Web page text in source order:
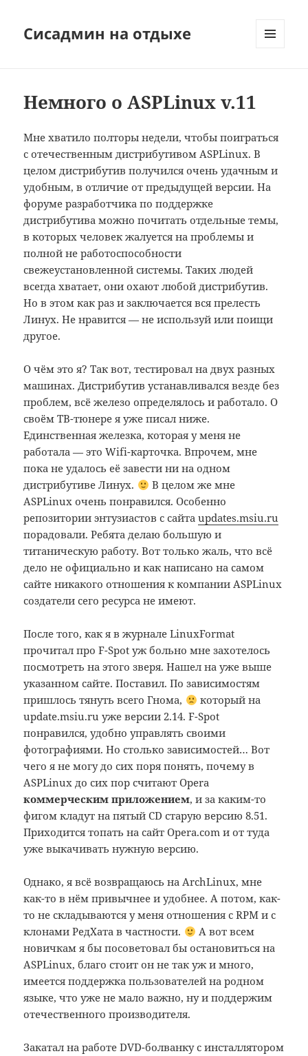
Сисадмин на отдыхе
Немного о ASPLinux v.11
Мне хватило полторы недели, чтобы поиграться
с отечественным дистрибутивом ASPLinux. В
целом дистрибутив получился очень удачным и
удобным, в отличие от предыдущей версии. На
форуме разработчика по поддержке
дистрибутива можно почитать отдельные темы,
в которых человек жалуется на проблемы и
полной не работоспособности
свежеустановленной системы. Таких людей
всегда хватает, они охают любой дистрибутив.
Но в этом как раз и заключается вся прелесть
Линух. Не нравится — не используй или поищи
другое.
О чём это я? Так вот, тестировал на двух разных
машинах. Дистрибутив устанавливался везде без
проблем, всё железо определялось и работало. О
своём ТВ-тюнере я уже писал ниже.
Единственная железка, которая у меня не
работала — это Wifi-карточка. Впрочем, мне
пока не удалось её завести ни на одном
дистрибутиве Линух.
В целом же мне
ASPLinux очень понравился. Особенно
репозитории энтузиастов с сайтаupdates.msiu.ru
порадовали. Ребята делаю большую и
титаническую работу. Вот только жаль, что всё
дело не официально и как написано на самом
сайте никакого отношения к компании ASPLinux
создатели сего ресурса не имеют.
После того, как я в журнале LinuxFormat
прочитал про F-Spot уж больно мне захотелось
посмотреть на этого зверя. Нашел на уже выше
указанном сайте. Поставил. По зависимостям
пришлось тянуть всего Гнома,
который на
update.msiu.ru уже версии 2.14. F-Spot
понравился, удобно управлять своими
фотографиями. Но столько зависимостей… Вот
чего я не могу до сих поря понять, почему в
ASPLinux до сих пор считают Opera
коммерческим приложением, и за каким-то
фигом кладут на пятый CD старую версию 8.51.
Приходится топать на сайт Opera.com и от туда
уже выкачивать нужную версию.
Однако, я всё возвращаюсь на ArchLinux, мне
как-то в нём привычнее и удобнее. А потом, как-
то не складываются у меня отношения с RPM и с
клонами РедХата в частности.
А вот всем
новичкам я бы посоветовал бы остановиться на
ASPLinux, благо стоит он не так уж и много,
имеется поддержка пользователей на родном
языке, что уже не мало важно, ну и поддержим
отечественного производителя.
Закатал на работе DVD-болванку с инсталлятором